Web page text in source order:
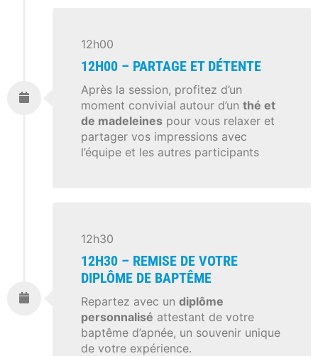
12h00
12H00 – PARTAGE ET DÉTENTE
Après la session, profitez d’un
moment convivial autour d’un thé et
de madeleines pour vous relaxer et
partager vos impressions avec
l’équipe et les autres participants
12h30
12H30 – REMISE DE VOTRE
DIPLÔME DE BAPTÊME
Repartez avec un diplôme
personnalisé attestant de votre
baptême d’apnée, un souvenir unique
de votre expérience.